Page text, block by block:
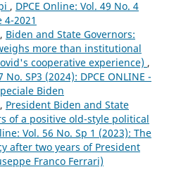
, DPCE Online: Vol. 49 No. 4
4-2021
Biden and State Governors:
more than institutional
cooperative experience) ,
No. SP3 (2024): DPCE ONLINE -
Biden
President Biden and State
of a positive old-style political
Vol. 56 No. Sp 1 (2023): The
after two years of President
Franco Ferrari)